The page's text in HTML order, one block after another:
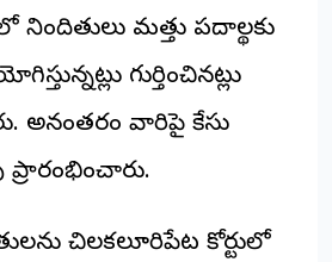
మత్తు పదార్థాలకు
గుర్తించినట్లు
అనంతరం వారిపై కేసు
ప్రారంభించారు.
చిలకలూరిపేట కోర్టులో